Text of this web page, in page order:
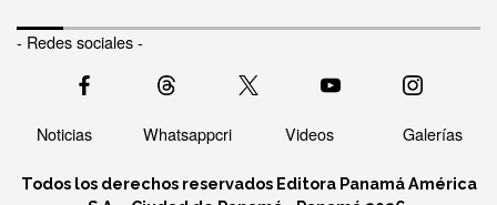
- Redes sociales -
Noticias Whatsappcri Videos Galerías
Todos los derechos reservados Editora Panamá América